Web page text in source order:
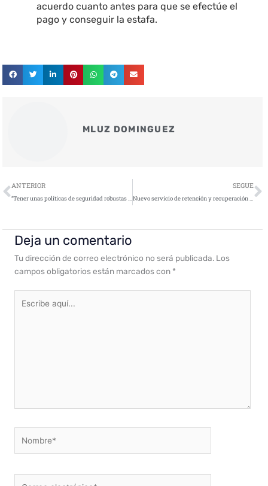
acuerdo cuanto antes para que se efectúe el
pago y conseguir la estafa.
MLUZ DOMINGUEZ
Ant
ANTERIOR
“Tener unas políticas de seguridad robustas y bien diseñadas no tiene ningún valor si no controlamos continuamente que se están cumpliendo”
SEGUE
Nuevo servicio de retención y recuperación tras ciberataques
Deja un comentario
Tu dirección de correo electrónico no será publicada. Los
campos obligatorios están marcados con *
aquí...